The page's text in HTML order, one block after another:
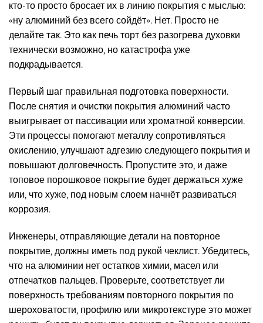
кто-то просто бросает их в линию покрытия с мыслью:
«ну алюминий без всего сойдёт». Нет. Просто не
делайте так. Это как печь торт без разогрева духовки
технически возможно, но катастрофа уже
подкрадывается.
Первый шаг правильная подготовка поверхности.
После снятия и очистки покрытия алюминий часто
выигрывает от пассивации или хроматной конверсии.
Эти процессы помогают металлу сопротивляться
окислению, улучшают адгезию следующего покрытия и
повышают долговечность. Пропустите это, и даже
топовое порошковое покрытие будет держаться хуже
или, что хуже, под новым слоем начнёт развиваться
коррозия.
Инженеры, отправляющие детали на повторное
покрытие, должны иметь под рукой чеклист. Убедитесь,
что на алюминии нет остатков химии, масел или
отпечатков пальцев. Проверьте, соответствует ли
поверхность требованиям повторного покрытия по
шероховатости, профилю или микротекстуре это может